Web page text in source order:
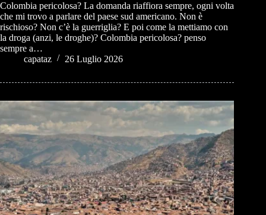
Colombia pericolosa? La domanda riaffiora sempre, ogni volta
che mi trovo a parlare del paese sud americano. Non è
rischioso? Non c’è la guerriglia? E poi come la mettiamo con
la droga (anzi, le droghe)? Colombia pericolosa? penso
sempre a…
capataz
26 Luglio 2026